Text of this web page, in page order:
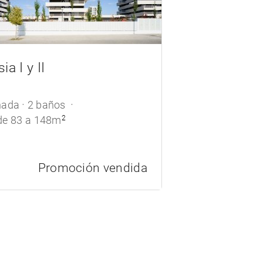
I y II
2 baños
83 a 148m2
Promoción vendida